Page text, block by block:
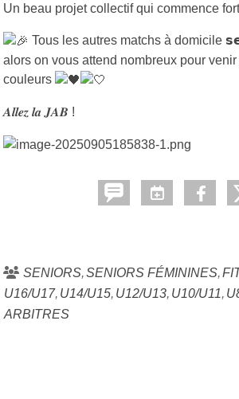
Un beau projet collectif qui commence
Tous les autres matchs à domicile
alors on vous attend nombreux pour
couleurs
𝑨𝒍𝒍𝒆𝒛 𝒍𝒂 𝑱𝑨𝑩 !
SENIORS SENIORS FÉMININES
U16/U17 U14/U15 U12/U13 U10/U11
ARBITRES